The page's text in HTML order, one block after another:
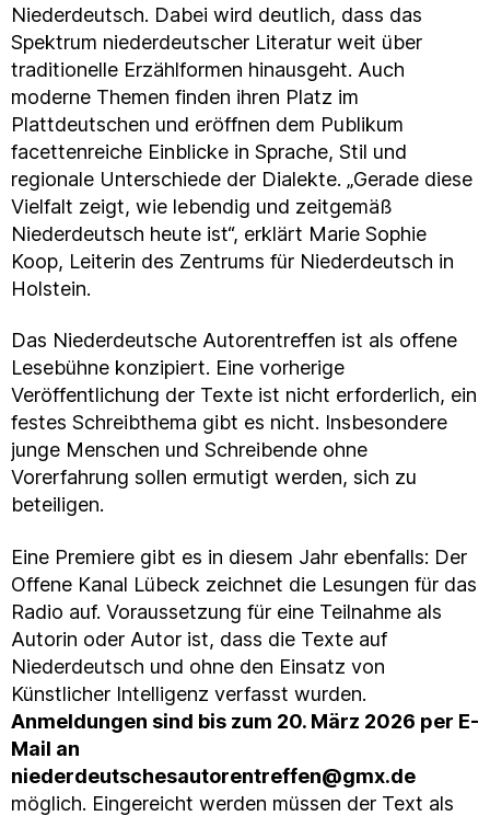
Niederdeutsch. Dabei wird deutlich, dass das
Spektrum niederdeutscher Literatur weit über
traditionelle Erzählformen hinausgeht. Auch
moderne Themen finden ihren Platz im
Plattdeutschen und eröffnen dem Publikum
facettenreiche Einblicke in Sprache, Stil und
regionale Unterschiede der Dialekte. „Gerade diese
Vielfalt zeigt, wie lebendig und zeitgemäß
Niederdeutsch heute ist“, erklärt Marie Sophie
Koop, Leiterin des Zentrums für Niederdeutsch in
Holstein.
Das Niederdeutsche Autorentreffen ist als offene
Lesebühne konzipiert. Eine vorherige
Veröffentlichung der Texte ist nicht erforderlich, ein
festes Schreibthema gibt es nicht. Insbesondere
junge Menschen und Schreibende ohne
Vorerfahrung sollen ermutigt werden, sich zu
beteiligen.
Eine Premiere gibt es in diesem Jahr ebenfalls: Der
Offene Kanal Lübeck zeichnet die Lesungen für das
Radio auf. Voraussetzung für eine Teilnahme als
Autorin oder Autor ist, dass die Texte auf
Niederdeutsch und ohne den Einsatz von
Künstlicher Intelligenz verfasst wurden.
Anmeldungen sind bis zum 20. März 2026 per E-
Mail an
niederdeutschesautorentreffen@gmx.de
möglich. Eingereicht werden müssen der Text als